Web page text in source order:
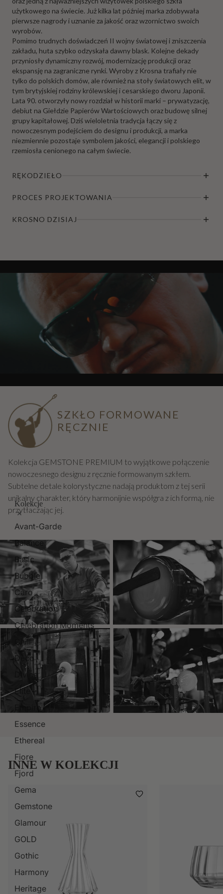
Kolekcje
Avant-Garde
Balance
Basic
Bubble
Caro
Celebration
Celebration Moments
Chill
Deco
Divine
Elite
Empire
Essence
Ethereal
Fiore
Fjord
Gema
Gemstone
Glamour
GOLD
Gothic
Harmony
Heritage
użytkowego na świecie. Już kilka lat później marka zdobywała
pierwsze nagrody i uznanie za jakość oraz wzornictwo swoich
wyrobów.
Pomimo trudnych doświadczeń II wojny światowej i zniszczenia
zakładu, huta szybko odzyskała dawny blask. Kolejne dekady
przyniosły dynamiczny rozwój, modernizację produkcji oraz
ekspansję na zagraniczne rynki. Wyroby z Krosna trafiały nie
tylko do polskich domów, ale również na stoły światowych elit, w
tym brytyjskiej rodziny królewskiej i cesarskiego dworu Japonii.
Lata 90. otworzyły nowy rozdział w historii marki – prywatyzację,
debiut na Giełdzie Papierów Wartościowych oraz budowę silnej
grupy kapitałowej. Dziś wieloletnia tradycja łączy się z
nowoczesnym podejściem do designu i produkcji, a marka
niezmiennie pozostaje symbolem jakości, elegancji i polskiego
rzemiosła cenionego na całym świecie.
RĘKODZIEŁO
PROCES PROJEKTOWANIA
KROSNO DZISIAJ
SZKŁO FORMOWANE
RĘCZNIE
Kolekcja GEMSTONE PREMIUM to wyjątkowe połączenie
nowoczesnego designu z ręcznie formowanym szkłem.
Subtelne detale kolorystyczne nadają produktom z tej serii
unikalny charakter, który harmonijnie współgra z ich formą, nie
przytłaczając jej.
INNE W KOLEKCJI